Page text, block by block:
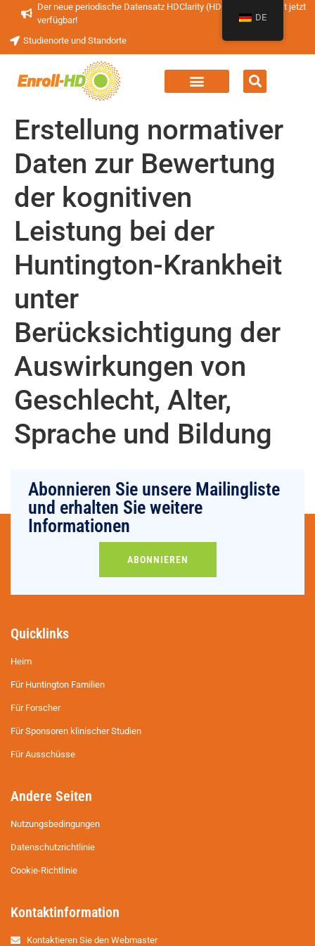
Der neue periodische Datensatz HDClarity (HDClarity-PDS4) ist jetzt
verfügbar!
Studienorte und Standorte
Erstellung normativer
Daten zur Bewertung
der kognitiven
Leistung bei der
Huntington-Krankheit
unter
Berücksichtigung der
Auswirkungen von
Geschlecht, Alter,
Sprache und Bildung
Abonnieren Sie unsere Mailingliste
und erhalten Sie weitere
Informationen
ABONNIEREN
Quicklinks
Heim
Für Huntington Familien
Für Forscher
Für Sponsoren klinischer Studien
Für Ausschüsse
Andere Seiten
Nutzungsbedingungen
Datenschutzrichtlinie
Cookie-Richtlinie
Kontaktinformation
Kontaktieren Sie den Webmaster
DE